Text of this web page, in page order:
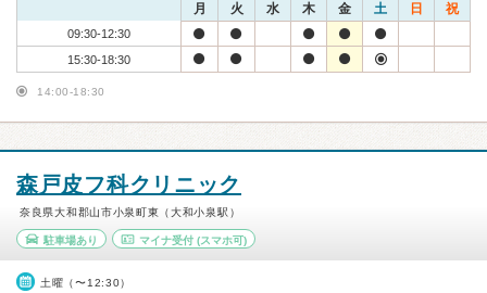
月 火 水 木 金 土 日 祝
09:30-12:30
15:30-18:30
14:00-18:30
森戸皮フ科クリニック
奈良県大和郡山市小泉町東（大和小泉駅）
駐車場あり マイナ受付(スマホ可)
土曜（〜12:30）